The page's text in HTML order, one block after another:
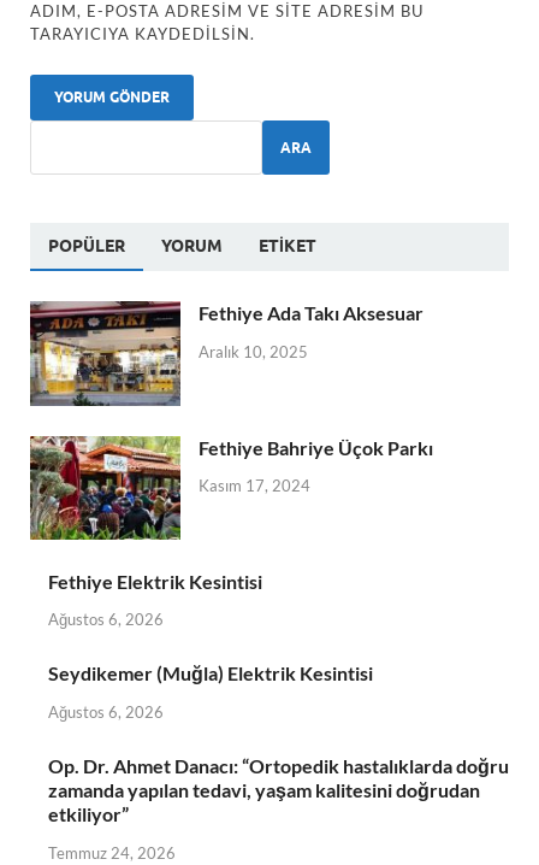
ADIM, E-POSTA ADRESIM VE SITE ADRESIM BU
TARAYICIYA KAYDEDILSIN.
ARA
POPÜLER YORUM ETIKET
Fethiye Ada Takı Aksesuar
Aralık 10, 2025
Fethiye Bahriye Üçok Parkı
Kasım 17, 2024
Fethiye Elektrik Kesintisi
Ağustos 6, 2026
Seydikemer (Muğla) Elektrik Kesintisi
Ağustos 6, 2026
Op. Dr. Ahmet Danacı: “Ortopedik hastalıklarda doğru
zamanda yapılan tedavi, yaşam kalitesini doğrudan
etkiliyor”
Temmuz 24, 2026